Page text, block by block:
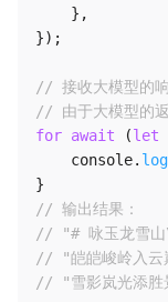
} ,
}) ;
// 接收大模型的
// 由于大模型的返
for await (let
    console
. log
}
// 输出结果：
// "# 咏玉龙雪
// "皑皑峻岭入云
// "雪影岚光添胜